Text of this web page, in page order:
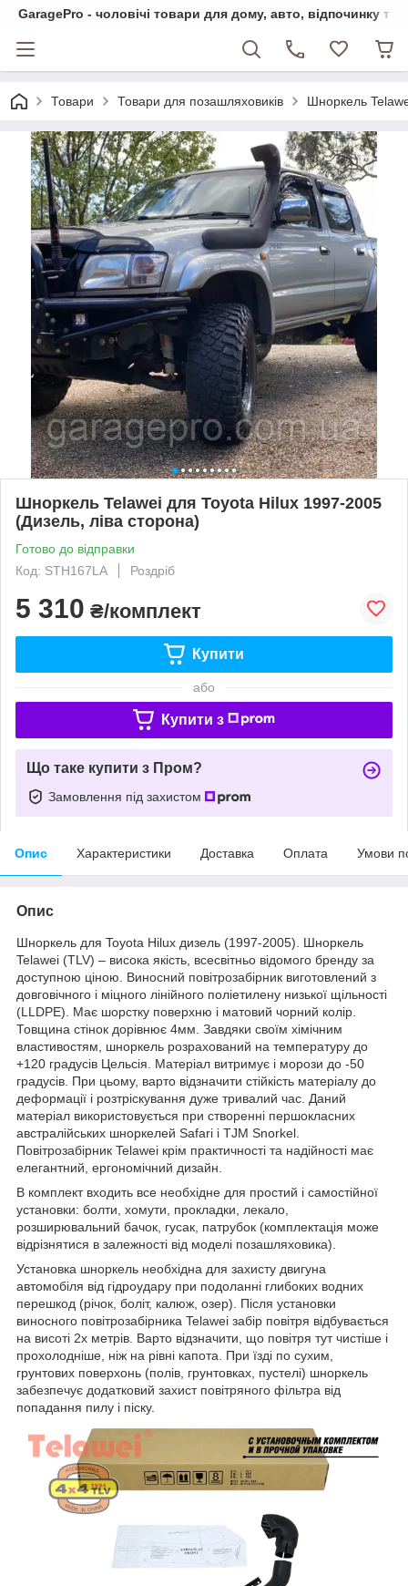
GaragePro - чоловічі товари для дому, авто, відпочинку та
Товари Товари для позашляховиків Шноркель
Шноркель Telawei для Toyota Hilux 1997-2005
(Дизель, ліва сторона)
Готово до відправки
Код: STH167LA
Роздріб
5 310 ₴/комплект
Купити
або
Купити з
Що таке купити з Пром?
Замовлення під захистом
Опис Характеристики Доставка Оплата Умови
Опис
Шноркель для Toyota Hilux дизель (1997-2005). Шноркель
Telawei (TLV) – висока якість, всесвітньо відомого бренду за
доступною ціною. Виносний повітрозабірник виготовлений з
довговічного і міцного лінійного поліетилену низької щільності
(LLDPE). Має шорстку поверхню і матовий чорний колір.
Товщина стінок дорівнює 4мм. Завдяки своїм хімічним
властивостям, шноркель розрахований на температуру до
+120 градусів Цельсія. Матеріал витримує і морози до -50
градусів. При цьому, варто відзначити стійкість матеріалу до
деформації і розтріскування дуже тривалий час. Даний
матеріал використовується при створенні першокласних
австралійських шноркелей Safari і TJM Snorkel.
Повітрозабірник Telawei крім практичності та надійності має
елегантний, ергономічний дизайн.
В комплект входить все необхідне для простий і самостійної
установки: болти, хомути, прокладки, лекало,
розширювальний бачок, гусак, патрубок (комплектація може
відрізнятися в залежності від моделі позашляховика).
Установка шноркель необхідна для захисту двигуна
автомобіля від гідроудару при подоланні глибоких водних
перешкод (річок, боліт, калюж, озер). Після установки
виносного повітрозабірника Telawei забір повітря відбувається
на висоті 2х метрів. Варто відзначити, що повітря тут чистіше і
прохолодніше, ніж на рівні капота. При їзді по сухим,
грунтових поверхонь (полів, грунтовках, пустелі) шноркель
забезпечує додатковий захист повітряного фільтра від
попадання пилу і піску.